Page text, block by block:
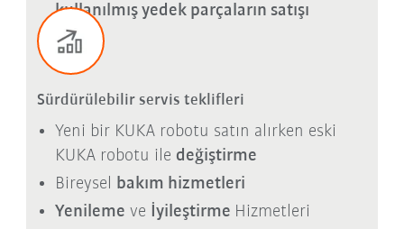
kullanılmış yedek parçaların satışı
Sürdürülebilir servis teklifleri
Yeni bir KUKA robotu satın alırken eski
KUKA robotu ile değiştirme
Bireysel bakım hizmetleri
Yenileme ve İyileştirme Hizmetleri